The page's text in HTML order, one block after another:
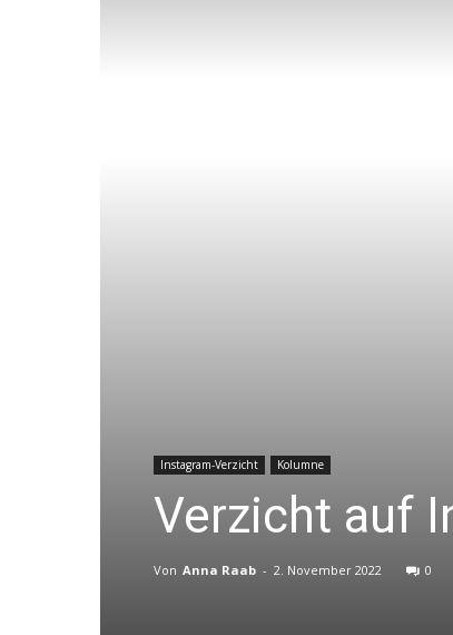
Instagram-Verzicht Kolumne
Verzicht auf
Von Anna Raab - 2. November 2022 0